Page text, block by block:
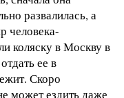
развалилась, а
человека-
коляску в Москву в
ее в
Скоро
может ездить даже